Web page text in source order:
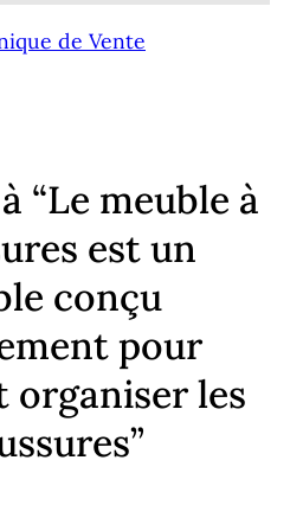
“Le meuble à
est un
conçu
pour
organiser les